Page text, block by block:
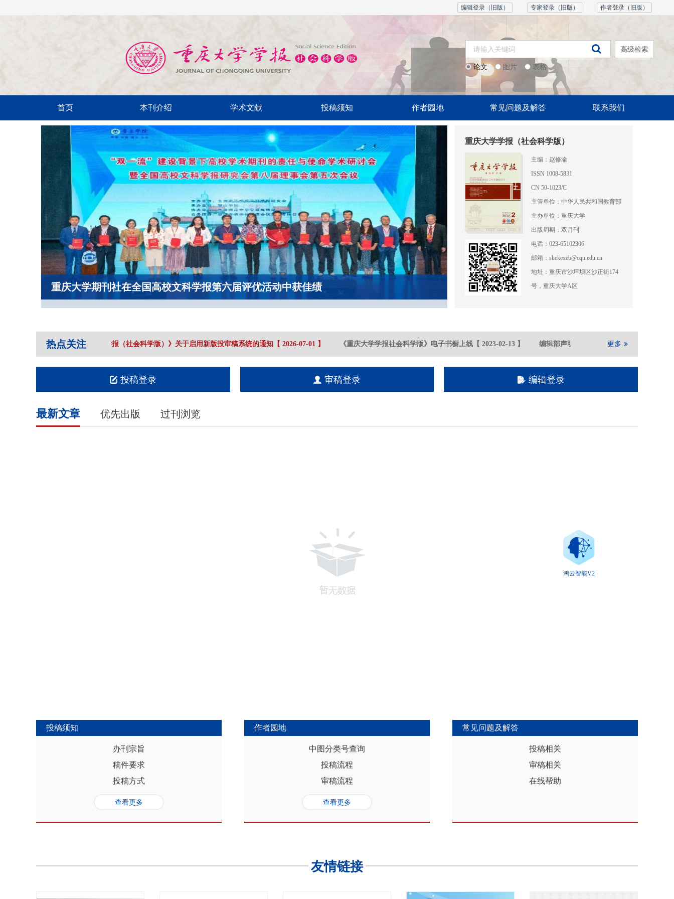
作者登录（旧版）
专家登录（旧版）
编辑登录（旧版）
论文 图片 表格
高级检索
首页 本刊介绍 学术文献 投稿须知 作者园地 常见问题及解答 联系我们
重庆大学期刊社在全国高校文科学报第六届评优活动中获佳绩
重庆大学学报（社会科学版）
主编：赵修渝
ISSN 1008-5831
CN 50-1023/C
主管单位：中华人民共和国教育部
主办单位：重庆大学
出版周期：双月刊
电话：023-65102306
邮箱：shekexeb@cqu.edu.cn
地址：重庆市沙坪坝区沙正街174
号，重庆大学A区
热点关注
《重庆大学学报（社会科学版）》关于启用新版投审稿系统的通知【 2026-07-01】 《重庆大学学报社会科学版》电子书橱上线【 2023-02-13】 编辑部声明【 -21】
更多
投稿登录 审稿登录 编辑登录
最新文章 优先出版 过刊浏览
投稿须知
办刊宗旨
稿件要求
投稿方式
查看更多
作者园地
中图分类号查询
投稿流程
审稿流程
查看更多
常见问题及解答
投稿相关
审稿相关
在线帮助
友情链接
鸿云智能V2